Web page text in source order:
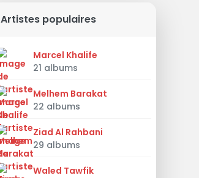
Artistes populaires
Marcel Khalife
21 albums
Melhem Barakat
22 albums
Ziad Al Rahbani
29 albums
Waled Tawfik